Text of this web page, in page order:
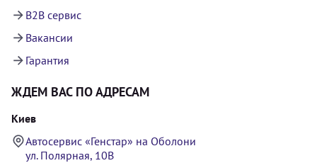
B2B сервис
Вакансии
Гарантия
ЖДЕМ ВАС ПО АДРЕСАМ
Киев
Автосервис «Генстар» на Оболони
ул. Полярная, 10В